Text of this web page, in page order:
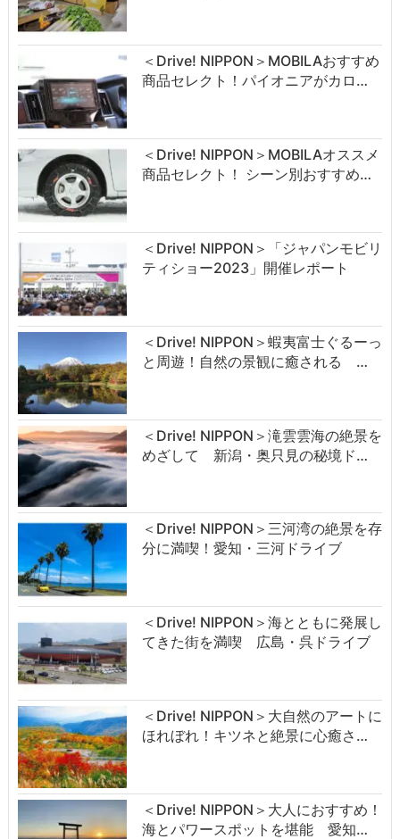
＜Drive! NIPPON＞MOBILAおすすめ
商品セレクト！パイオニアがカロ…
＜Drive! NIPPON＞MOBILAオススメ
商品セレクト！ シーン別おすすめ…
＜Drive! NIPPON＞「ジャパンモビリ
ティショー2023」開催レポート
＜Drive! NIPPON＞蝦夷富士ぐるーっ
と周遊！自然の景観に癒される …
＜Drive! NIPPON＞滝雲雲海の絶景を
めざして 新潟・奥只見の秘境ド…
＜Drive! NIPPON＞三河湾の絶景を存
分に満喫！愛知・三河ドライブ
＜Drive! NIPPON＞海とともに発展し
てきた街を満喫 広島・呉ドライブ
＜Drive! NIPPON＞大自然のアートに
ほれぼれ！キツネと絶景に心癒さ…
＜Drive! NIPPON＞大人におすすめ！
海とパワースポットを堪能 愛知…